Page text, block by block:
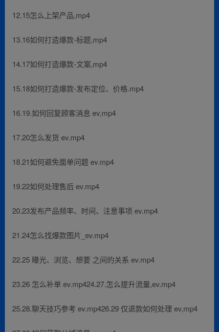
12.15怎么上架产品,mp4
13.16如何打造爆款-标题,mp4
14.17如何打造爆款-文案,mp4
15.18如何打造爆款-发布定位、价格.mp4
16.19.如何回复顾客消息 ev,mp4
17.20怎么发货 ev.mp4
18.21如何避免面单问题 ev.mp4
19.22如何处理售后 ev.mp4
20.23发布产品频率、时间、注意事项 ev.mp4
21.24怎么找爆款图片_ev.mp4
22.25 曝光、浏览、想要 之间的关系 ev.mp4
23.26 怎么补单 ev.mp424.27.怎么提升流量,ev.mp4
25.28.聊天技巧参考 ev.mp426.29 仅退款如何处理 ev,mp4